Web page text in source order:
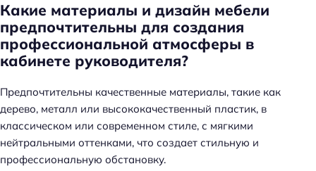
Какие материалы и дизайн мебели
предпочтительны для создания
профессиональной атмосферы в
кабинете руководителя?
Предпочтительны качественные материалы, такие как
дерево, металл или высококачественный пластик, в
классическом или современном стиле, с мягкими
нейтральными оттенками, что создает стильную и
профессиональную обстановку.